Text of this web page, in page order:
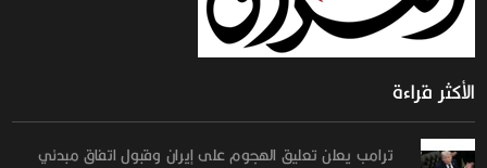
الأكثر قراءة
ترامب يعلن تعليق الهجوم على إيران وقبول اتفاق مبدئي